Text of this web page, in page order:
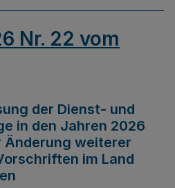
Nr. 22 vom
der Dienst- und
in den Jahren 2026
Änderung weiterer
im Land